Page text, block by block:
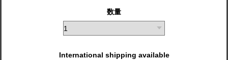
数量
International shipping available